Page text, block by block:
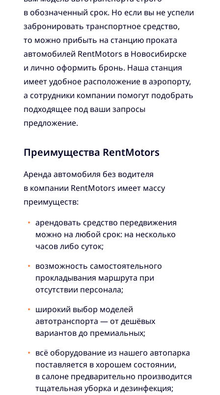
в обозначенный срок. Но если вы не успели
забронировать транспортное средство,
то можно прибыть на станцию проката
автомобилей RentMotors в Новосибирске
и лично оформить бронь. Наша станция
имеет удобное расположение в аэропорту,
а сотрудники компании помогут подобрать
подходящее под ваши запросы
предложение.
Преимущества RentMotors
Аренда автомобиля без водителя
в компании RentMotors имеет массу
преимуществ:
арендовать средство передвижения
можно на любой срок: на несколько
часов либо суток;
возможность самостоятельного
прокладывания маршрута при
отсутствии персонала;
широкий выбор моделей
автотранспорта — от дешёвых
вариантов до премиальных;
всё оборудование из нашего автопарка
поставляется в хорошем состоянии,
в салоне предварительно производится
тщательная уборка и дезинфекция;